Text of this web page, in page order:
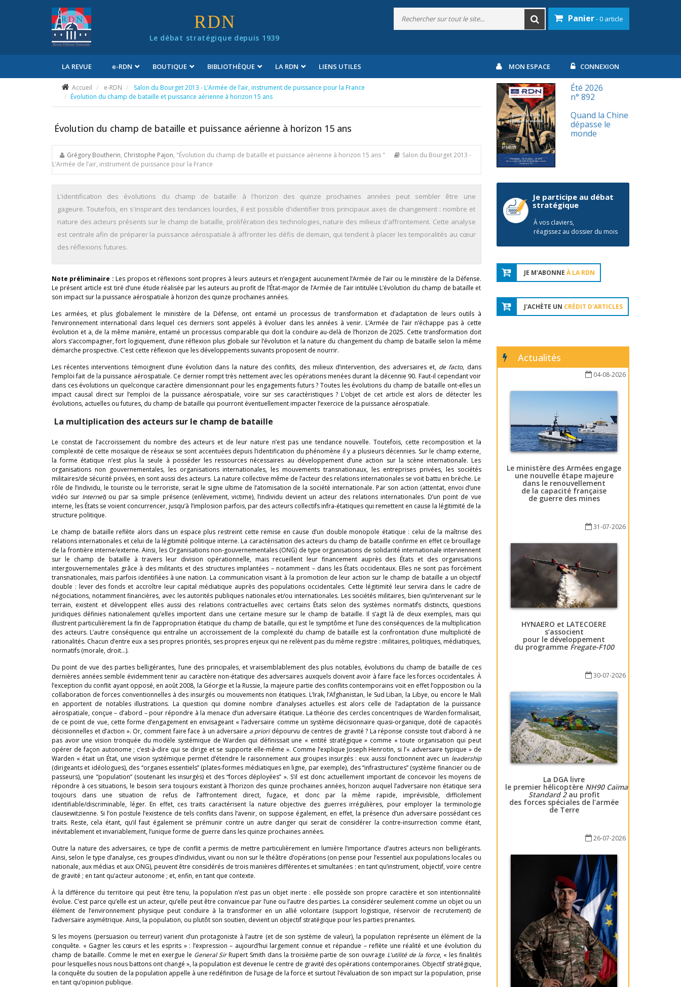
RDN
Le débat stratégique depuis 1939
Panier- 0 article
LA REVUE e-RDN BOUTIQUE BIBLIOTHÈQUE LA RDN LIENS UTILES MON ESPACE CONNEXION
Accueil e-RDN
Salon du Bourget 2013 - L’Armée de l’air, instrument de puissance pour la France
Évolution du champ de bataille et puissance aérienne à horizon 15 ans
Évolution du champ de bataille et puissance aérienne à horizon 15 ans
Grégory Boutherin, Christophe Pajon, "Évolution du champ de bataille et puissance aérienne à horizon 15 ans "
Salon du Bourget 2013 -
L’Armée de l’air, instrument de puissance pour la France
L'identification des évolutions du champ de bataille à l'horizon des quinze prochaines années peut sembler être une
gageure. Toutefois, en s'inspirant des tendances lourdes, il est possible d'identifier trois principaux axes de changement : nombre et
nature des acteurs présents sur le champ de bataille, prolifération des technologies, nature des milieux d'affrontement. Cette analyse
est centrale afin de préparer la puissance aérospatiale à affronter les défis de demain, qui tendent à placer les temporalités au cœur
des réflexions futures.
Note préliminaire : Les propos et réflexions sont propres à leurs auteurs et n’engagent aucunement l’Armée de l’air ou le ministère de la Défense.
Le présent article est tiré d’une étude réalisée par les auteurs au profit de l’État-major de l’Armée de l’air intitulée L’évolution du champ de bataille et
son impact sur la puissance aérospatiale à horizon des quinze prochaines années.
Les armées, et plus globalement le ministère de la Défense, ont entamé un processus de transformation et d’adaptation de leurs outils à
l’environnement international dans lequel ces derniers sont appelés à évoluer dans les années à venir. L’Armée de l’air n’échappe pas à cette
évolution et a, de la même manière, entamé un processus comparable qui doit la conduire au-delà de l’horizon de 2025. Cette transformation doit
alors s’accompagner, fort logiquement, d’une réflexion plus globale sur l’évolution et la nature du changement du champ de bataille selon la même
démarche prospective. C’est cette réflexion que les développements suivants proposent de nourrir.
Les récentes interventions témoignent d’une évolution dans la nature des conflits, des milieux d’intervention, des adversaires et, de facto, dans
l’emploi fait de la puissance aérospatiale. Ce dernier rompt très nettement avec les opérations menées durant la décennie 90. Faut-il cependant voir
dans ces évolutions un quelconque caractère dimensionnant pour les engagements futurs ? Toutes les évolutions du champ de bataille ont-elles un
impact causal direct sur l’emploi de la puissance aérospatiale, voire sur ses caractéristiques ? L’objet de cet article est alors de détecter les
évolutions, actuelles ou futures, du champ de bataille qui pourront éventuellement impacter l’exercice de la puissance aérospatiale.
La multiplication des acteurs sur le champ de bataille
Le constat de l’accroissement du nombre des acteurs et de leur nature n’est pas une tendance nouvelle. Toutefois, cette recomposition et la
complexité de cette mosaïque de réseaux se sont accentuées depuis l’identification du phénomène il y a plusieurs décennies. Sur le champ externe,
la forme étatique n’est plus la seule à posséder les ressources nécessaires au développement d’une action sur la scène internationale. Les
organisations non gouvernementales, les organisations internationales, les mouvements transnationaux, les entreprises privées, les sociétés
militaires/de sécurité privées, en sont aussi des acteurs. La nature collective même de l’acteur des relations internationales se voit battu en brèche. Le
rôle de l’individu, le touriste ou le terroriste, serait le signe ultime de l’atomisation de la société internationale. Par son action (attentat, envoi d’une
vidéo sur Internet) ou par sa simple présence (enlèvement, victime), l’individu devient un acteur des relations internationales. D’un point de vue
interne, les États se voient concurrencer, jusqu’à l’implosion parfois, par des acteurs collectifs infra-étatiques qui remettent en cause la légitimité de la
structure politique.
Le champ de bataille reflète alors dans un espace plus restreint cette remise en cause d’un double monopole étatique : celui de la maîtrise des
relations internationales et celui de la légitimité politique interne. La caractérisation des acteurs du champ de bataille confirme en effet ce brouillage
de la frontière interne/externe. Ainsi, les Organisations non-gouvernementales (ONG) de type organisations de solidarité internationale interviennent
sur le champ de bataille à travers leur division opérationnelle, mais recueillent leur financement auprès des États et des organisations
intergouvernementales grâce à des militants et des structures implantées – notamment – dans les États occidentaux. Elles ne sont pas forcément
transnationales, mais parfois identifiées à une nation. La communication visant à la promotion de leur action sur le champ de bataille a un objectif
double : lever des fonds et accroître leur capital médiatique auprès des populations occidentales. Cette légitimité leur servira dans le cadre de
négociations, notamment financières, avec les autorités publiques nationales et/ou internationales. Les sociétés militaires, bien qu’intervenant sur le
terrain, existent et développent elles aussi des relations contractuelles avec certains États selon des systèmes normatifs distincts, questions
juridiques définies nationalement qu’elles importent dans une certaine mesure sur le champ de bataille. Il s’agit là de deux exemples, mais qui
illustrent particulièrement la fin de l’appropriation étatique du champ de bataille, qui est le symptôme et l’une des conséquences de la multiplication
des acteurs. L’autre conséquence qui entraîne un accroissement de la complexité du champ de bataille est la confrontation d’une multiplicité de
rationalités. Chacun d’entre eux a ses propres priorités, ses propres enjeux qui ne relèvent pas du même registre : militaires, politiques, médiatiques,
normatifs (morale, droit…).
Du point de vue des parties belligérantes, l’une des principales, et vraisemblablement des plus notables, évolutions du champ de bataille de ces
dernières années semble évidemment tenir au caractère non-étatique des adversaires auxquels doivent avoir à faire face les forces occidentales. À
l’exception du conflit ayant opposé, en août 2008, la Géorgie et la Russie, la majeure partie des conflits contemporains voit en effet l’opposition ou la
collaboration de forces conventionnelles à des insurgés ou mouvements non étatiques. L’Irak, l’Afghanistan, le Sud Liban, la Libye, ou encore le Mali
en apportent de notables illustrations. La question qui domine nombre d’analyses actuelles est alors celle de l’adaptation de la puissance
aérospatiale, conçue – d’abord – pour répondre à la menace d’un adversaire étatique. La théorie des cercles concentriques de Warden formalisait,
de ce point de vue, cette forme d’engagement en envisageant « l’adversaire comme un système décisionnaire quasi-organique, doté de capacités
décisionnelles et d’action ». Or, comment faire face à un adversaire a priori dépourvu de centres de gravité ? La réponse consiste tout d’abord à ne
pas avoir une vision tronquée du modèle systémique de Warden qui définissait une « entité stratégique » comme « toute organisation qui peut
opérer de façon autonome ; c’est-à-dire qui se dirige et se supporte elle-même ». Comme l’explique Joseph Henrotin, si l’« adversaire typique » de
Warden « était un État, une vision systémique permet d’étendre le raisonnement aux groupes insurgés : eux aussi fonctionnent avec un leadership
(dirigeants et idéologues), des ‘‘organes essentiels’’ (plates-formes médiatiques en ligne, par exemple), des ‘‘infrastructures’’ (système financier ou de
passeurs), une ‘‘population’’ (soutenant les insurgés) et des ‘‘forces déployées’’ ». S’il est donc actuellement important de concevoir les moyens de
répondre à ces situations, le besoin sera toujours existant à l’horizon des quinze prochaines années, horizon auquel l’adversaire non étatique sera
toujours dans une situation de refus de l’affrontement direct, fugace, et donc par la même rapide, imprévisible, difficilement
identifiable/discriminable, léger. En effet, ces traits caractérisent la nature objective des guerres irrégulières, pour employer la terminologie
clausewitzienne. Si l’on postule l’existence de tels conflits dans l’avenir, on suppose également, en effet, la présence d’un adversaire possédant ces
traits. Reste, cela étant, qu’il faut également se prémunir contre un autre danger qui serait de considérer la contre-insurrection comme étant,
inévitablement et invariablement, l’unique forme de guerre dans les quinze prochaines années.
Outre la nature des adversaires, ce type de conflit a permis de mettre particulièrement en lumière l’importance d’autres acteurs non belligérants.
Ainsi, selon le type d’analyse, ces groupes d’individus, vivant ou non sur le théâtre d’opérations (on pense pour l’essentiel aux populations locales ou
nationale, aux médias et aux ONG), peuvent être considérés de trois manières différentes et simultanées : en tant qu’instrument, objectif, voire centre
de gravité ; en tant qu’acteur autonome ; et, enfin, en tant que contexte.
À la différence du territoire qui peut être tenu, la population n’est pas un objet inerte : elle possède son propre caractère et son intentionnalité
évolue. C’est parce qu’elle est un acteur, qu’elle peut être convaincue par l’une ou l’autre des parties. La considérer seulement comme un objet ou un
élément de l’environnement physique peut conduire à la transformer en un allié volontaire (support logistique, réservoir de recrutement) de
l’adversaire asymétrique. Ainsi, la population, ou plutôt son soutien, devient un objectif stratégique pour les parties prenantes.
Si les moyens (persuasion ou terreur) varient d’un protagoniste à l’autre (et de son système de valeur), la population représente un élément de la
conquête. « Gagner les cœurs et les esprits » : l’expression – aujourd’hui largement connue et répandue – reflète une réalité et une évolution du
champ de bataille. Comme le met en exergue le General SirRupert Smith dans la troisième partie de son ouvrage L’utilité de la force, « les finalités
pour lesquelles nous nous battons ont changé », la population est devenue le centre de gravité des opérations contemporaines. Objectif stratégique,
la conquête du soutien de la population appelle à une redéfinition de l’usage de la force et surtout l’évaluation de son impact sur la population, prise
en tant qu’opinion publique.
Été 2026
n° 892
Quand la Chine
dépasse le
monde
Je participe au débat
stratégique
À vos claviers,
réagissez au dossier du mois
JE M'ABONNE À LA RDN
J'ACHÈTE UN CRÉDIT D'ARTICLES
Actualités
04-08-2026
Le ministère des Armées engage
une nouvelle étape majeure
dans le renouvellement
de la capacité française
de guerre des mines
31-07-2026
HYNAERO et LATECOERE
s’associent
pour le développement
du programme Fregate-F100
30-07-2026
La DGA livre
le premier hélicoptère NH90 Caïman
Standard 2au profit
des forces spéciales de l’armée
de Terre
26-07-2026